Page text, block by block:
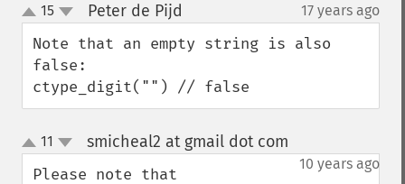
up
down
15 Peter de Pijd 17 years ago
Note that an empty string is also
false:
ctype_digit("") // false
up
down
11 smicheal2 at gmail dot com
10 years ago
Please note that